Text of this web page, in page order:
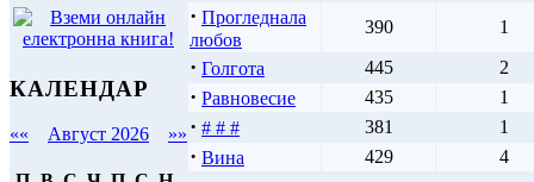
КАЛЕНДАР
«« Август 2026 »»
· Прогледнала
любов
390 1
· Голгота 445 2
· Равновесие 435 1
· # # # 381 1
· Вина 429 4